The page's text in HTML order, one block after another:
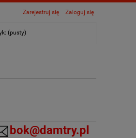
Zarejestruj się Zaloguj się
(pusty)
bok@damtry.pl